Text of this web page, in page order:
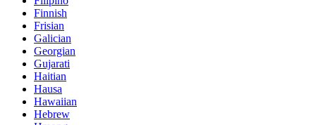
Finnish
Frisian
Galician
Georgian
Gujarati
Haitian
Hausa
Hawaiian
Hebrew